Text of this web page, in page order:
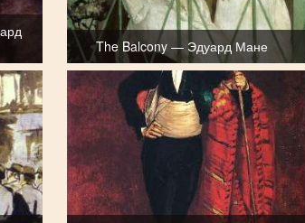
The Balcony — Эдуард Мане